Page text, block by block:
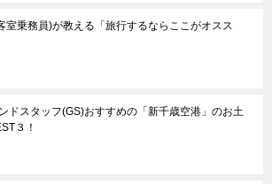
室乗務員)が教える「旅行するならここがオスス
ドスタッフ(GS)おすすめの「新千歳空港」のお土
３！